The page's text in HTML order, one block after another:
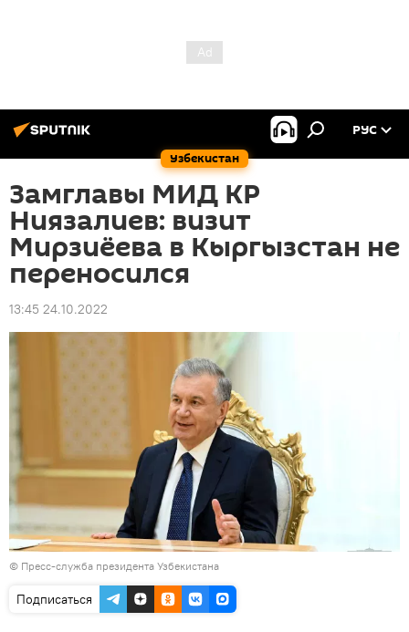
Узбекистан
РУС
Замглавы МИД КР
Ниязалиев: визит
Мирзиёева в Кыргызстан не
переносился
13:45 24.10.2022
© Пресс-служба президента Узбекистана
Подписаться